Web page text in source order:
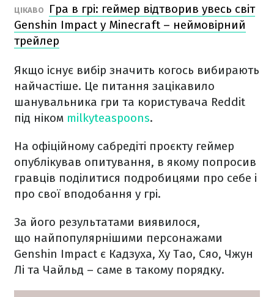
ЦІКАВО
Гра в грі: геймер відтворив увесь світ
Genshin Impact у Minecraft – неймовірний
трейлер
Якщо існує вибір значить когось вибирають
найчастіше. Це питання зацікавило
шанувальника гри та користувача Reddit
під ніком milkyteaspoons.
На офіційному сабредіті проєкту геймер
опублікував опитування, в якому попросив
гравців поділитися подробицями про себе і
про свої вподобання у грі.
За його результатами виявилося,
що найпопулярнішими персонажами
Genshin Impact є Кадзуха, Ху Тао, Сяо, Чжун
Лі та Чайльд – саме в такому порядку.